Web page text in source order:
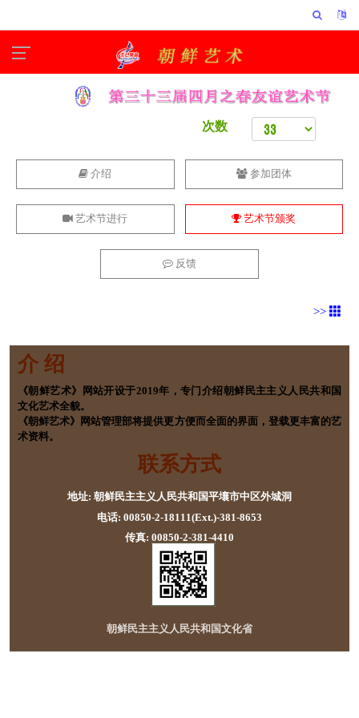
次数
介绍 参加团体
艺术节进行 艺术节颁奖
反馈
>>
介 绍
《朝鲜艺术》网站开设于2019年，专门介绍朝鲜民主主义人民共和国
文化艺术全貌。
《朝鲜艺术》网站管理部将提供更方便而全面的界面，登载更丰富的艺
术资料。
联系方式
地址: 朝鲜民主主义人民共和国平壤市中区外城洞
电话: 00850-2-18111(Ext.)-381-8653
传真: 00850-2-381-4410
朝鲜民主主义人民共和国文化省